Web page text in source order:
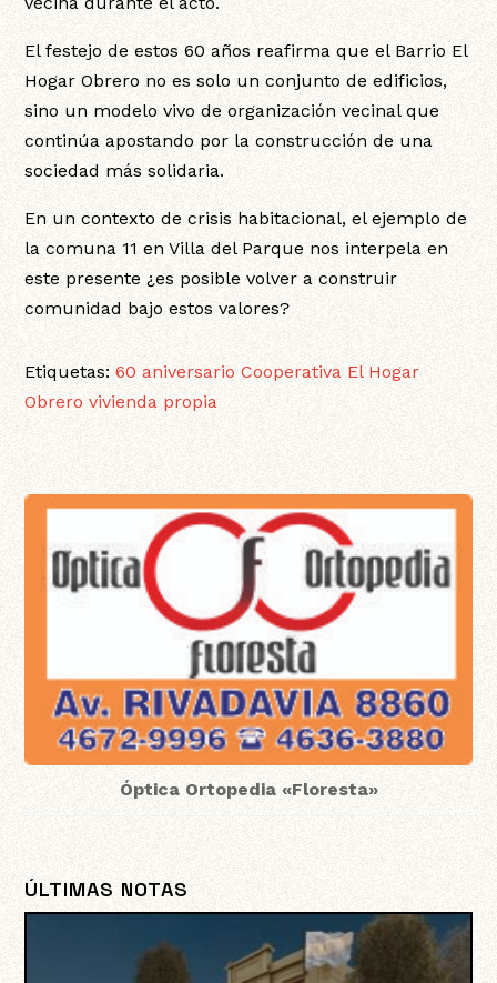
El festejo de estos 60 años reafirma que el Barrio El
Hogar Obrero no es solo un conjunto de edificios,
sino un modelo vivo de organización vecinal que
continúa apostando por la construcción de una
sociedad más solidaria.
En un contexto de crisis habitacional, el ejemplo de
la comuna 11 en Villa del Parque nos interpela en
este presente ¿es posible volver a construir
comunidad bajo estos valores?
Etiquetas:60 aniversario Cooperativa El Hogar
Obrero vivienda propia
Óptica Ortopedia «Floresta»
ÚLTIMAS NOTAS